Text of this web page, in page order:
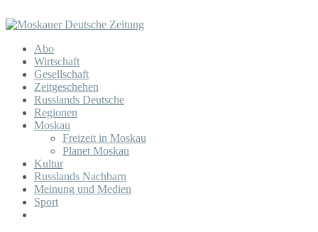
Abo
Wirtschaft
Gesellschaft
Zeitgeschehen
Russlands Deutsche
Regionen
Moskau
Freizeit in Moskau
Planet Moskau
Kultur
Russlands Nachbarn
Meinung und Medien
Sport